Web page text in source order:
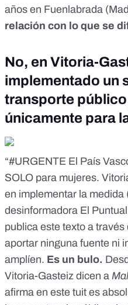
años en Fuenlabrada
relación con lo que se
No, en Vitoria-
implementado un
transporte
únicamente para
“#URGENTE El País
SOLO para mujeres.
en implementar la medida
desinformadora El
publica este texto a
aportar ninguna fuente ni
amplíen. Es un bulo.
Vitoria-Gasteiz dicen a
afirma en este tuit es